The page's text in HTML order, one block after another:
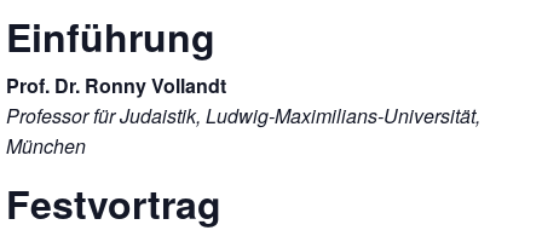
Einführung
Prof. Dr. Ronny Vollandt
Professor für Judaistik, Ludwig-Maximilians-Universität,
München
Festvortrag